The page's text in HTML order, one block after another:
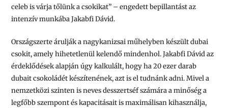
celeb is várja tőlünk a csokikat” – engedett bepillantást az
intenzív munkába Jakabfi Dávid.
Országszerte árulják a nagykanizsai műhelyben készült dubai
csokit, amely hihetetlenül kelendő mindenhol. Jakabfi Dávid az
érdeklődések alapján úgy kalkulált, hogy ha 20 ezer darab
dubait csokoládét készítenének, azt is el tudnánk adni. Mivel a
nemzetközi szinten is neves desszertséf számára a minőség a
legfőbb szempont és kapacitásait is maximálisan kihasználja,